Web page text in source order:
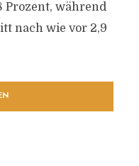
Prozent, während
nach wie vor 2,9